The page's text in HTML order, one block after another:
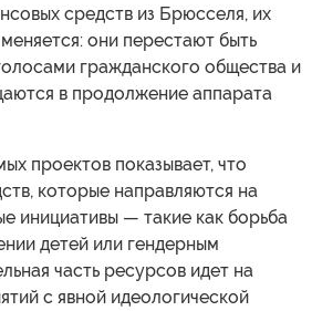
средств из Брюсселя, их
они перестают быть
гражданского общества и
в продолжение аппарата
проектов показывает, что
которые направляются на
инициативы — такие как борьба
детей или гендерным
часть ресурсов идет на
с явной идеологической